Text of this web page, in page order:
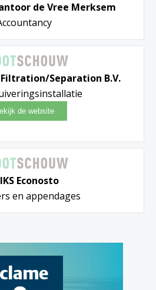
de Vree Merksem
Filtration/Separation B.V.
Econosto
en appendages